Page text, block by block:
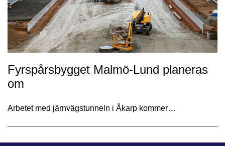
Fyrspårsbygget Malmö-Lund planeras
om
Arbetet med järnvägstunneln i Åkarp kommer…